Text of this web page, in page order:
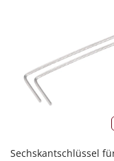
Sechskantschlüssel